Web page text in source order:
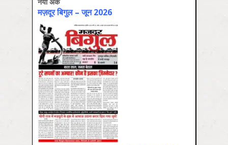
मज़दूर बिगुल – जून 2026